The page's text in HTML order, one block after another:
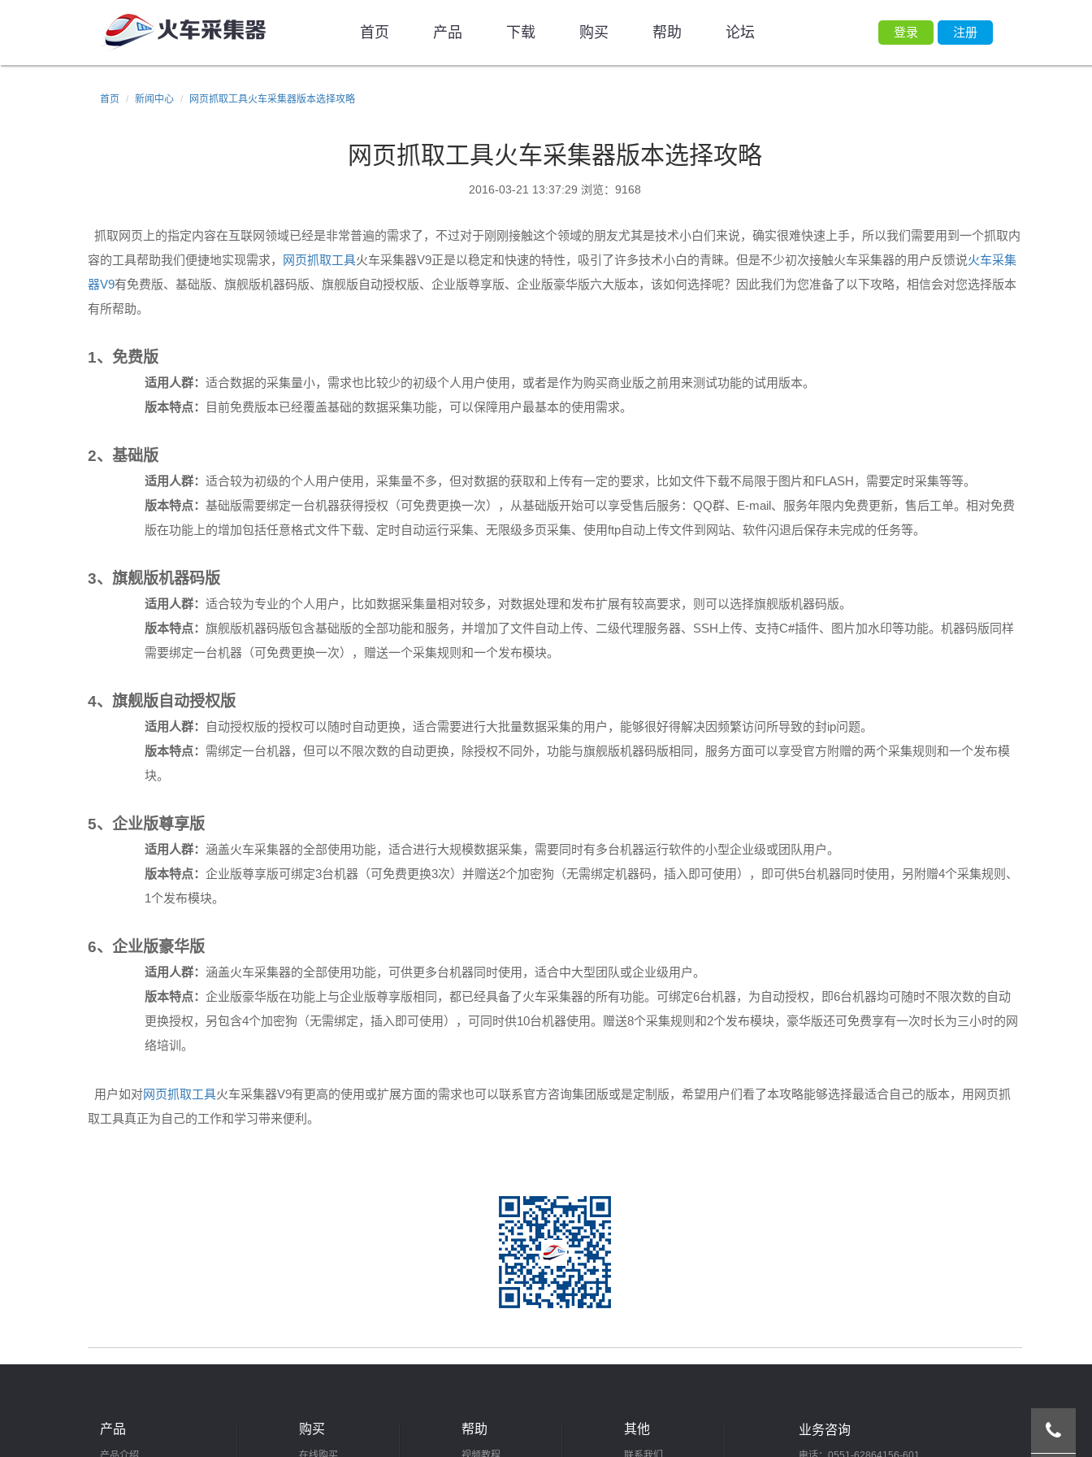
首页 产品 下载 购买 帮助 论坛 注册
登录
首页 新闻中心 网页抓取工具火车采集器版本选择攻略
网页抓取工具火车采集器版本选择攻略
2016-03-21 13:37:29 浏览：9168
抓取网页上的指定内容在互联网领域已经是非常普遍的需求了，不过对于刚刚接触这个领域的朋友尤其是技术小白们来说，确实很难快速上手，所以我们需要用到一个抓取内
容的工具帮助我们便捷地实现需求，
网页抓取工具火车采集器V9正是以稳定和快速的特性，吸引了许多技术小白的青睐。但是不少初次接触火车采集器的用户反馈说火车采集
器V9有免费版、基础版、旗舰版机器码版、旗舰版自动授权版、企业版尊享版、企业版豪华版六大版本，该如何选择呢？因此我们为您准备了以下攻略，相信会对您选择版本
有所帮助。
1、免费版
适用人群： 适合数据的采集量小，需求也比较少的初级个人用户使用，或者是作为购买商业版之前用来测试功能的试用版本。
版本特点：
目前免费版本已经覆盖基础的数据采集功能，可以保障用户最基本的使用需求。
2、基础版
适用人群： 适合较为初级的个人用户使用，采集量不多，但对数据的获取和上传有一定的要求，比如文件下载不局限于图片和FLASH，需要定时采集等等。
版本特点： 基础版需要绑定一台机器获得授权（可免费更换一次），从基础版开始可以享受售后服务： QQ群、 E-mail、服务年限内免费更新，售后工单。相对免费
版在功能上的增加包括任意格式文件下载、定时自动运行采集、无限级多页采集、使用ftp自动上传文件到网站、软件闪退后保存未完成的任务等。
3、旗舰版机器码版
适用人群： 适合较为专业的个人用户，比如数据采集量相对较多，对数据处理和发布扩展有较高要求，则可以选择旗舰版机器码版。
版本特点： 旗舰版机器码版包含基础版的全部功能和服务，并增加了文件自动上传、二级代理服务器、 SSH 上传、支持C#插件、图片加水印等功能。机器码版同样
需要绑定一台机器（可免费更换一次），赠送一个采集规则和一个发布模块。
4、旗舰版自动授权版
适用人群： 自动授权版的授权可以随时自动更换，适合需要进行大批量数据采集的用户，能够很好得解决因频繁访问所导致的封ip问题。
版本特点： 需绑定一台机器，但可以不限次数的自动更换，除授权不同外，功能与旗舰版机器码版相同，服务方面可以享受官方附赠的两个采集规则和一个发布模
块。
5、企业版尊享版
适用人群： 涵盖火车采集器的全部使用功能，适合进行大规模数据采集，需要同时有多台机器运行软件的小型企业级或团队用户。
版本特点： 企业版尊享版可绑定3台机器（可免费更换3次）并赠送2个加密狗（无需绑定机器码，插入即可使用），即可供5台机器同时使用，另附赠4个采集规则、
1个发布模块。
6、企业版豪华版
适用人群： 涵盖火车采集器的全部使用功能，可供更多台机器同时使用，适合中大型团队或企业级用户。
版本特点： 企业版豪华版在功能上与企业版尊享版相同，都已经具备了火车采集器的所有功能。可绑定6台机器，为自动授权，即6台机器均可随时不限次数的自动
更换授权，另包含4个加密狗（无需绑定，插入即可使用），可同时供10台机器使用。赠送8个采集规则和2个发布模块，豪华版还可免费享有一次时长为三小时的网
络培训。
用户如对网页抓取工具火车采集器V9有更高的使用或扩展方面的需求也可以联系官方咨询集团版或是定制版，希望用户们看了本攻略能够选择最适合自己的版本，用网页抓
取工具真正为自己的工作和学习带来便利。
产品 购买 帮助 其他 业务咨询